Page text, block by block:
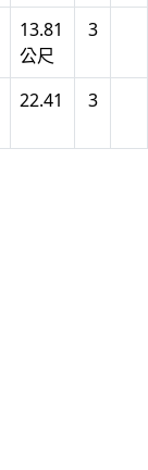
13.81
公尺
3
22.41 3